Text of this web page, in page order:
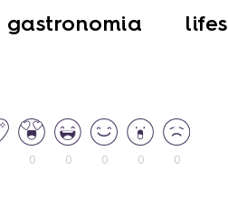
gastronomia
0 0 0 0 0